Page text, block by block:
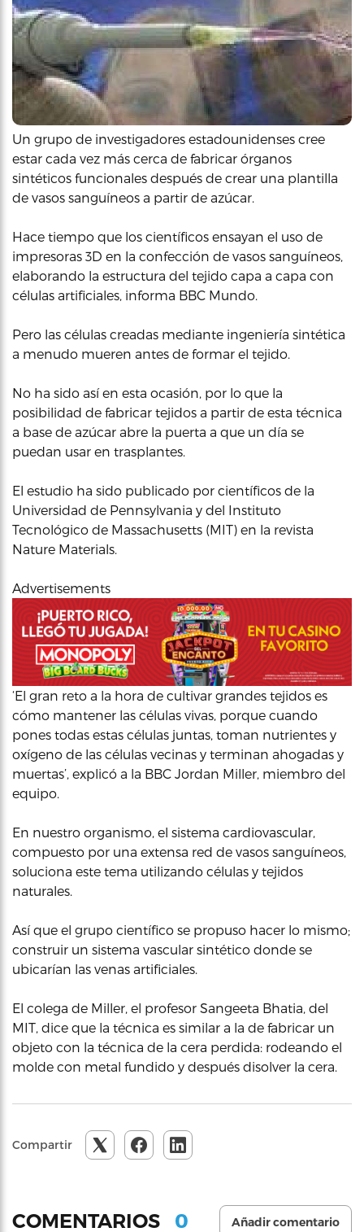
Un grupo de investigadores estadounidenses cree
estar cada vez más cerca de fabricar órganos
sintéticos funcionales después de crear una plantilla
de vasos sanguíneos a partir de azúcar.
Hace tiempo que los científicos ensayan el uso de
impresoras 3D en la confección de vasos sanguíneos,
elaborando la estructura del tejido capa a capa con
células artificiales, informa BBC Mundo.
Pero las células creadas mediante ingeniería sintética
a menudo mueren antes de formar el tejido.
No ha sido así en esta ocasión, por lo que la
posibilidad de fabricar tejidos a partir de esta técnica
a base de azúcar abre la puerta a que un día se
puedan usar en trasplantes.
El estudio ha sido publicado por científicos de la
Universidad de Pennsylvania y del Instituto
Tecnológico de Massachusetts (MIT) en la revista
Nature Materials.
Advertisements
‘El gran reto a la hora de cultivar grandes tejidos es
cómo mantener las células vivas, porque cuando
pones todas estas células juntas, toman nutrientes y
oxígeno de las células vecinas y terminan ahogadas y
muertas’, explicó a la BBC Jordan Miller, miembro del
equipo.
En nuestro organismo, el sistema cardiovascular,
compuesto por una extensa red de vasos sanguíneos,
soluciona este tema utilizando células y tejidos
naturales.
Así que el grupo científico se propuso hacer lo mismo;
construir un sistema vascular sintético donde se
ubicarían las venas artificiales.
El colega de Miller, el profesor Sangeeta Bhatia, del
MIT, dice que la técnica es similar a la de fabricar un
objeto con la técnica de la cera perdida: rodeando el
molde con metal fundido y después disolver la cera.
Compartir
COMENTARIOS 0 Añadir comentario